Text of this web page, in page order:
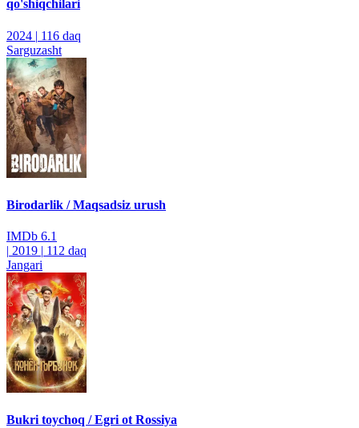
qo'shiqchilari
2024 | 116 daq
Sarguzasht
Birodarlik / Maqsadsiz urush
IMDb 6.1
| 2019 | 112 daq
Jangari
Bukri toychoq / Egri ot Rossiya